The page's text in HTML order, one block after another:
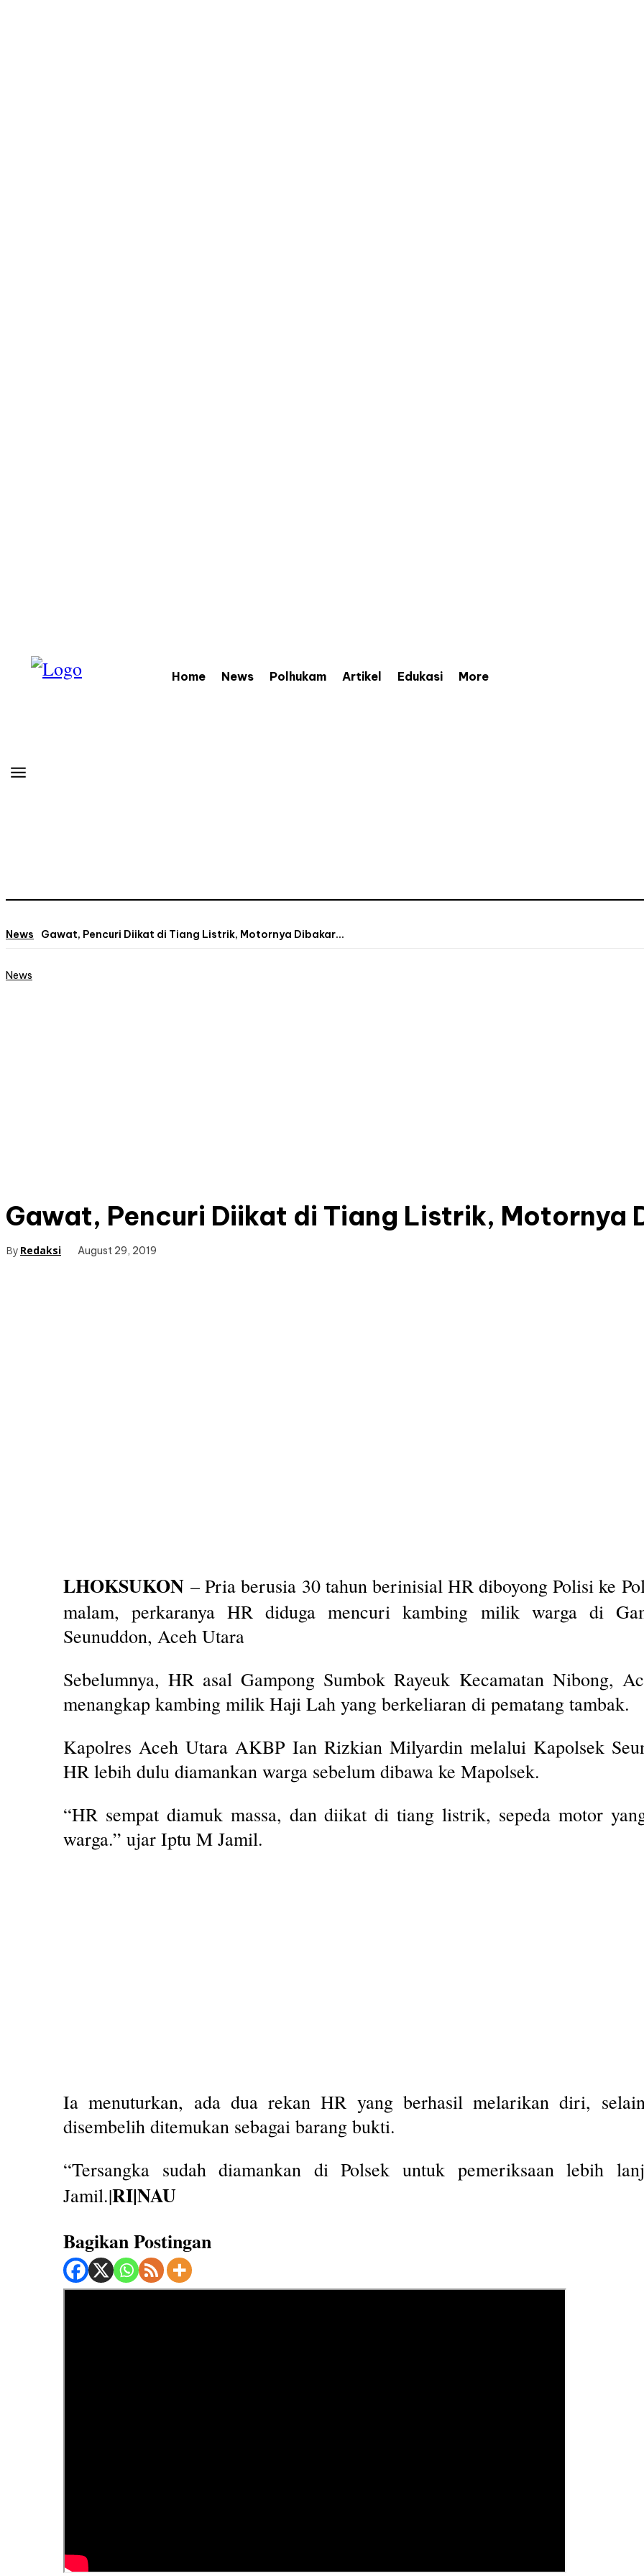
Home News Polhukam Artikel Edukasi More
News Gawat, Pencuri Diikat di Tiang Listrik, Motornya Dibakar...
News
Gawat, Pencuri Diikat di Tiang Listrik, Motornya
By Redaksi August 29, 2019
LHOKSUKON – Pria berusia 30 tahun berinisial HR diboyong Polisi ke
malam, perkaranya HR diduga mencuri kambing milik warga di
Seunuddon, Aceh Utara
Sebelumnya, HR asal Gampong Sumbok Rayeuk Kecamatan Nibong,
menangkap kambing milik Haji Lah yang berkeliaran di pematang tambak.
Kapolres Aceh Utara AKBP Ian Rizkian Milyardin melalui Kapolsek
HR lebih dulu diamankan warga sebelum dibawa ke Mapolsek.
“HR sempat diamuk massa, dan diikat di tiang listrik, sepeda motor
warga.” ujar Iptu M Jamil.
Ia menuturkan, ada dua rekan HR yang berhasil melarikan diri,
disembelih ditemukan sebagai barang bukti.
“Tersangka sudah diamankan di Polsek untuk pemeriksaan lebih
Jamil.|RI|NAU
Bagikan Postingan